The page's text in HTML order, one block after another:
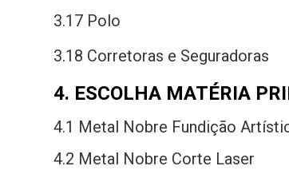
3.17 Polo
3.18 Corretoras e Seguradoras
4. ESCOLHA MATÉRIA
4.1 Metal Nobre Fundição
4.2 Metal Nobre Corte Laser